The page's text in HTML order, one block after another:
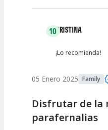
10CRISTINA
¡Lo recomienda!
05 Enero 2025 Family
Disfrutar de la
parafernalias